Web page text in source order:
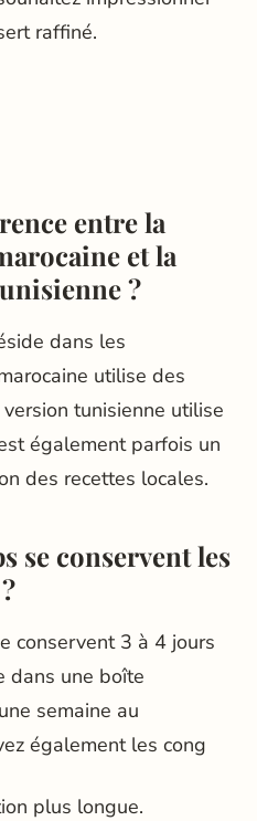
raffiné.
entre la
et la
?
dans les
utilise des
tunisienne utilise
également parfois un
des recettes locales.
se conservent les
conservent 3 à 4 jours
dans une boîte
semaine au
également les cong
plus longue.